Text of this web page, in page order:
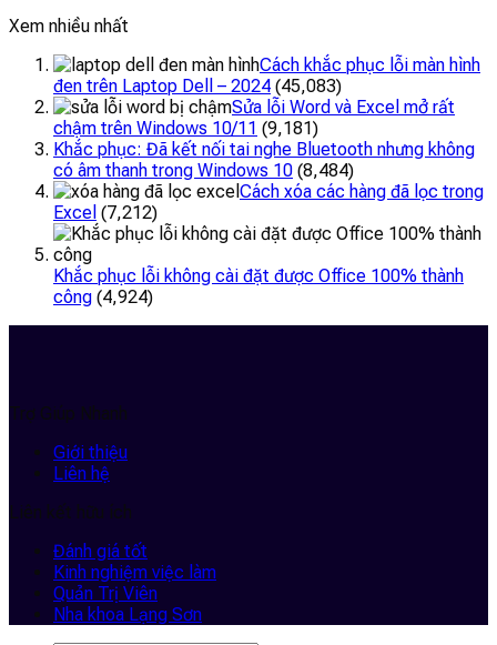
Xem nhiều nhất
Cách khắc phục lỗi màn hình
đen trên Laptop Dell – 2024 (45,083)
Sửa lỗi Word và Excel mở rất
chậm trên Windows 10/11 (9,181)
Khắc phục: Đã kết nối tai nghe Bluetooth nhưng không
có âm thanh trong Windows 10 (8,484)
Cách xóa các hàng đã lọc trong
Excel (7,212)
Khắc phục lỗi không cài đặt được Office 100% thành
công (4,924)
Trợ Giúp Nhanh
Giới thiệu
Liên hệ
Liên kết hữu ích
Đánh giá tốt
Kinh nghiệm việc làm
Quản Trị Viên
Nha khoa Lạng Sơn